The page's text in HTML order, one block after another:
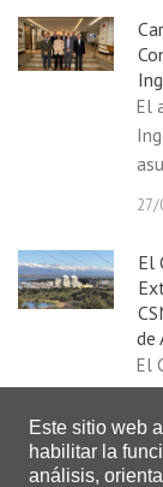
Este sitio web
habilitar la
análisis,
El
27/
El
de
El